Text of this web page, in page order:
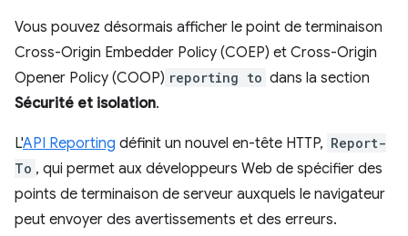
Vous pouvez désormais afficher le point de terminaison
Cross-Origin Embedder Policy (COEP) et Cross-Origin
Opener Policy (COOP) reporting to dans la section
Sécurité et isolation.
L'API Reporting définit un nouvel en-tête HTTP, Report-
To , qui permet aux développeurs Web de spécifier des
points de terminaison de serveur auxquels le navigateur
peut envoyer des avertissements et des erreurs.